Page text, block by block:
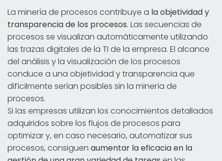
La minería de procesos contribuye a la objetividad y
transparencia de los procesos. Las secuencias de
procesos se visualizan automáticamente utilizando
las trazas digitales de la TI de la empresa. El alcance
del análisis y la visualización de los procesos
conduce a una objetividad y transparencia que
difícilmente serían posibles sin la minería de
procesos.
Si las empresas utilizan los conocimientos detallados
adquiridos sobre los flujos de procesos para
optimizar y, en caso necesario, automatizar sus
procesos, consiguen aumentar la eficacia en la